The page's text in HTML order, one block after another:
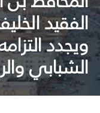
الفقيد
ويجدد
الشبابي